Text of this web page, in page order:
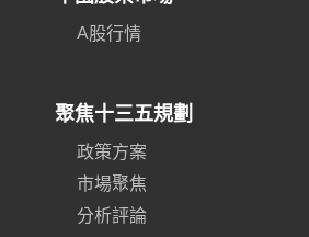
A股行情
聚焦十三五規劃
政策方案
市場聚焦
分析評論